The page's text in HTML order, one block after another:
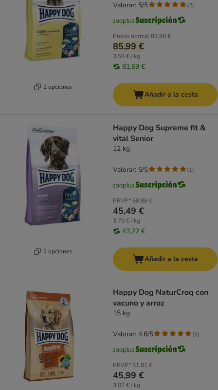
2 opciones
Precio normal88,98 €
85,99 €
3,58 € / kg
81,69 €
Valorar: 5/5 (2)
Añadir a la cesta
2 opciones
Happy Dog Supreme fit &
vital Senior
12 kg
PRVP* 58,88 €
45,49 €
3,79 € / kg
43,22 €
Valorar: 5/5 (1)
Añadir a la cesta
Happy Dog NaturCroq con
vacuno y arroz
15 kg
PRVP* 51,81 €
45,99 €
3,07 € / kg
Valorar: 4.6/5 (9)